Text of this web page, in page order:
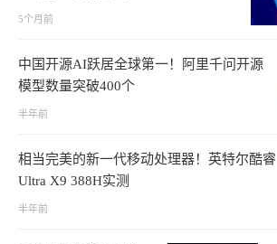
5个月前
中国开源AI跃居全球第一！阿里千问开源
模型数量突破400个
半年前
相当完美的新一代移动处理器！英特尔酷睿
Ultra X9 388H实测
半年前